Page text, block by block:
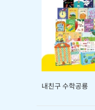
내친구 수학공룡